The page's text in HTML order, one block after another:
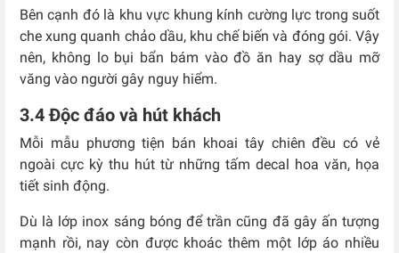
Bên cạnh đó là khu vực khung kính cường lực trong suốt
che xung quanh chảo dầu, khu chế biến và đóng gói. Vậy
nên, không lo bụi bẩn bám vào đồ ăn hay sợ dầu mỡ
văng vào người gây nguy hiểm.
3.4 Độc đáo và hút khách
Mỗi mẫu phương tiện bán khoai tây chiên đều có vẻ
ngoài cực kỳ thu hút từ những tấm decal hoa văn, họa
tiết sinh động.
Dù là lớp inox sáng bóng để trần cũng đã gây ấn tượng
mạnh rồi, nay còn được khoác thêm một lớp áo nhiều